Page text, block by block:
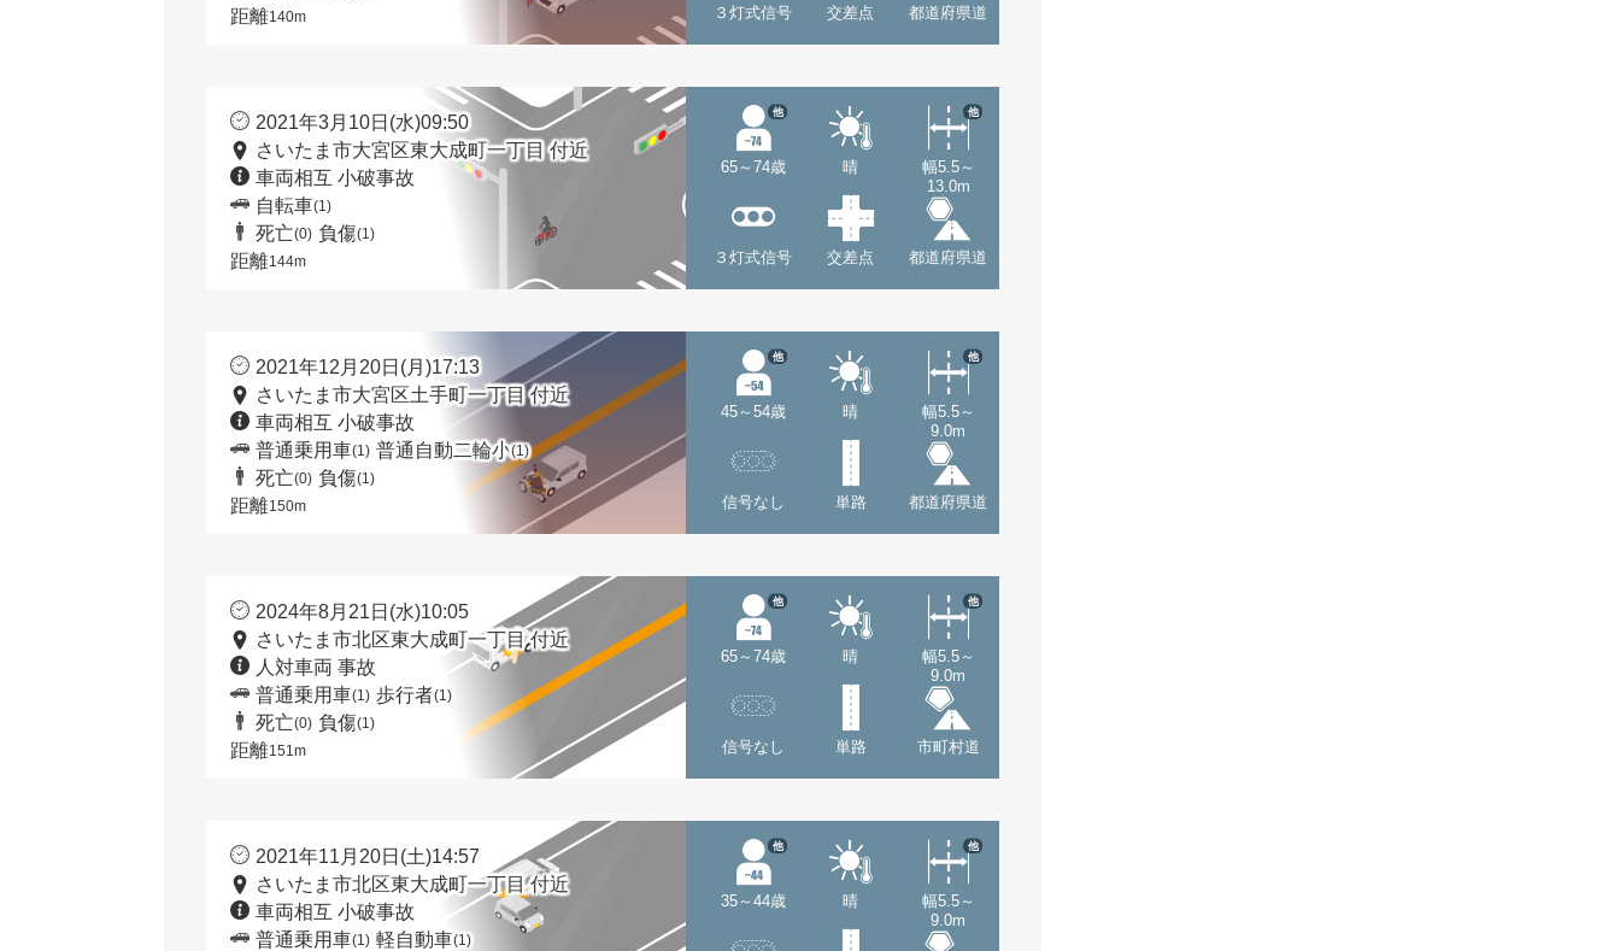
距離140m ３灯式信号 交差点 都道府県道
2021年3月10日(水)09:50
さいたま市大宮区東大成町一丁目 付近
車両相互 小破事故
自転車(1)
死亡(0) 負傷(1)
距離144m
65～74歳
他
晴
幅5.5～
13.0m
他
３灯式信号 交差点 都道府県道
2021年12月20日(月)17:13
さいたま市大宮区土手町一丁目 付近
車両相互 小破事故
普通乗用車(1) 普通自動二輪小(1)
死亡(0) 負傷(1)
距離150m
45～54歳
他
晴
幅5.5～
9.0m
他
信号なし 単路 都道府県道
2024年8月21日(水)10:05
さいたま市北区東大成町一丁目 付近
人対車両 事故
普通乗用車(1) 歩行者(1)
死亡(0) 負傷(1)
距離151m
65～74歳
他
晴
幅5.5～
9.0m
他
信号なし 単路 市町村道
2021年11月20日(土)14:57
さいたま市北区東大成町一丁目 付近
車両相互 小破事故
普通乗用車(1) 軽自動車(1)
35～44歳
他
晴
幅5.5～
9.0m
他